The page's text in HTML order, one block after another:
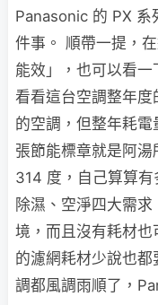
Panasonic 的 PX 系
件事。 順帶一提，
能效」，也可以看一
看看這台空調整年
的空調，但整年耗
張節能標章就是阿
314 度，自己算算有
除濕、空淨四大需
境，而且沒有耗材
的濾網耗材少說也
調都風調雨順了，